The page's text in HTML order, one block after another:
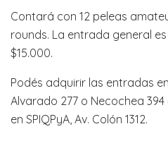
Contará con 12 peleas
rounds. La entrada general
$15.000.
Podés adquirir las entradas
Alvarado 277 o Necochea
en SPIQPyA, Av. Colón 1312.